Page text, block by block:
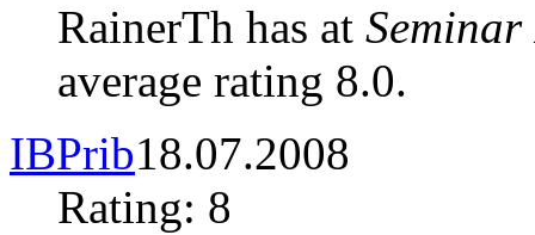
RainerTh has at Seminar
average rating 8.0.
IBPrib18.07.2008
Rating: 8